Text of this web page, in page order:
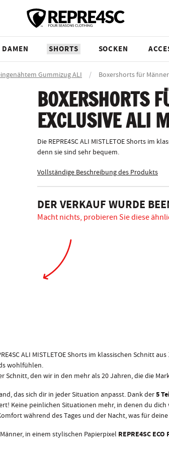
DAMEN SHORTS SOCKEN
Gummizug ALI / Boxershorts für Männer
BOXERSHORTS
EXCLUSIVE ALI
Die REPRE4SC ALI MISTLETOE Shorts im
denn sie sind sehr bequem.
Vollständige Beschreibung des Produkts
DER VERKAUF WURDE
Macht nichts, probieren Sie diese
ALI MISTLETOE Shorts im klassischen Schnitt
wohlfühlen.
Schnitt, den wir in den mehr als 20 Jahren, die die
das sich dir in jeder Situation anpasst. Dank der5
Keine peinlichen Situationen mehr, in denen du
während des Tages und der Nacht, was für
in einem stylischen Papierpixel REPRE4SC ECO